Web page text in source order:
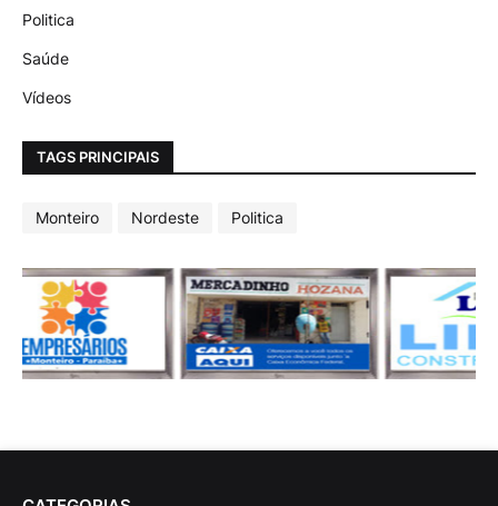
Politica
Saúde
Vídeos
TAGS PRINCIPAIS
Monteiro Nordeste Politica